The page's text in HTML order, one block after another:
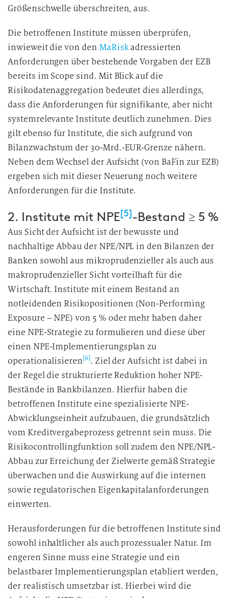
Größenschwelle überschreiten, aus.
Die betroffenen Institute müssen überprüfen,
inwieweit die von den MaRiskadressierten
Anforderungen über bestehende Vorgaben der EZB
bereits im Scope sind. Mit Blick auf die
Risikodatenaggregation bedeutet dies allerdings,
dass die Anforderungen für signifikante, aber nicht
systemrelevante Institute deutlich zunehmen. Dies
gilt ebenso für Institute, die sich aufgrund von
Bilanzwachstum der 30-Mrd.-EUR-Grenze nähern.
Neben dem Wechsel der Aufsicht (von BaFin zur EZB)
ergeben sich mit dieser Neuerung noch weitere
Anforderungen für die Institute.
2. Institute mit NPE[5]-Bestand ≥ 5 %
Aus Sicht der Aufsicht ist der bewusste und
nachhaltige Abbau der NPE/NPL in den Bilanzen der
Banken sowohl aus mikroprudenzieller als auch aus
makroprudenzieller Sicht vorteilhaft für die
Wirtschaft. Institute mit einem Bestand an
notleidenden Risikopositionen (Non-Performing
Exposure – NPE) von 5 % oder mehr haben daher
eine NPE-Strategie zu formulieren und diese über
einen NPE-Implementierungsplan zu
operationalisieren [6] . Ziel der Aufsicht ist dabei in
der Regel die strukturierte Reduktion hoher NPE-
Bestände in Bankbilanzen. Hierfür haben die
betroffenen Institute eine spezialisierte NPE-
Abwicklungseinheit aufzubauen, die grundsätzlich
vom Kreditvergabeprozess getrennt sein muss. Die
Risikocontrollingfunktion soll zudem den NPE/NPL-
Abbau zur Erreichung der Zielwerte gemäß Strategie
überwachen und die Auswirkung auf die internen
sowie regulatorischen Eigenkapitalanforderungen
einwerten.
Herausforderungen für die betroffenen Institute sind
sowohl inhaltlicher als auch prozessualer Natur. Im
engeren Sinne muss eine Strategie und ein
belastbarer Implementierungsplan etabliert werden,
der realistisch umsetzbar ist. Hierbei wird die